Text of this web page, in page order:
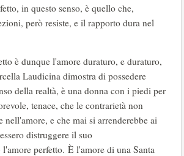
in questo senso, è quello che,
però resiste, e il rapporto dura nel
dunque l'amore duraturo, e duraturo,
Laudicina dimostra di possedere
della realtà, è una donna con i piedi per
tenace, che le contrarietà non
nell'amore, e che mai si arrenderebbe ai
distruggere il suo
perfetto. È l'amore di una Santa